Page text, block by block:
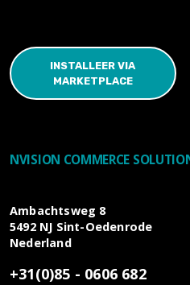
INSTALLEER VIA
MARKETPLACE
NVISION COMMERCE
Ambachtsweg 8
5492 NJ Sint-Oedenrode
Nederland
+31(0)85 - 0606 682